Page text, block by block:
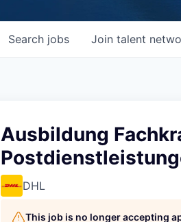
Search jobs Join talent
Ausbildung
DHL
This job is no longer accepting